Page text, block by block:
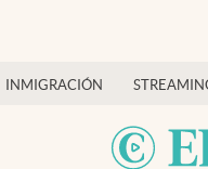
INMIGRACIÓN